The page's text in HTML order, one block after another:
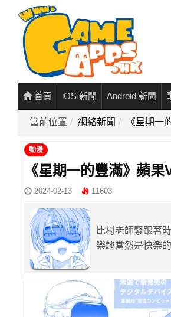
首頁 iOS 新聞 Android 新聞
當前位置 網絡新聞 《星期一
動漫
《星期一的豐滿》蘋
2024-02-13 11603
比村老師緊跟著
樂趣當然是快樂